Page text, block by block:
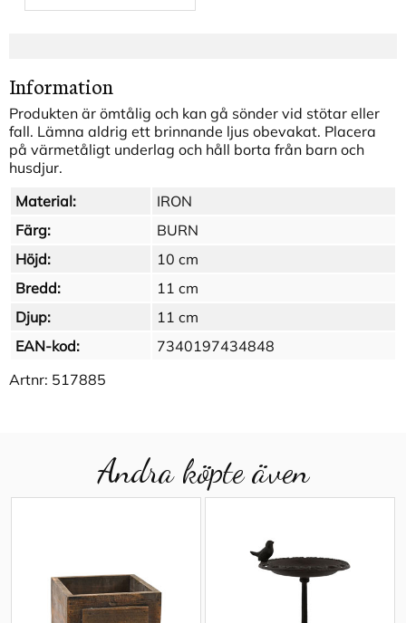
Information
Produkten är ömtålig och kan gå sönder vid stötar eller
fall. Lämna aldrig ett brinnande ljus obevakat. Placera
på värmetåligt underlag och håll borta från barn och
husdjur.
Material:
IRON
Färg:
BURN
Höjd:
10 cm
Bredd:
11 cm
Djup:
11 cm
EAN-kod:
7340197434848
Artnr: 517885
Andra köpte även